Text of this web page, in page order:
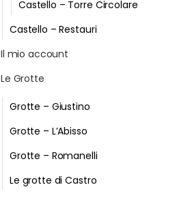
Castello – Torre Circolare
Castello – Restauri
Il mio account
Le Grotte
Grotte – Giustino
Grotte – L’Abisso
Grotte – Romanelli
Le grotte di Castro